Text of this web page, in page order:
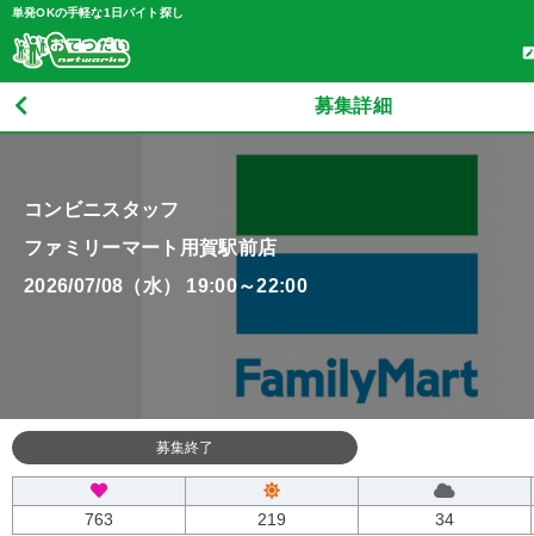
単発OKの手軽な1日バイト探し
募集詳細
コンビニスタッフ
ファミリーマート用賀駅前店
2026/07/08（水） 19:00～22:00
募集終了
763 219 34